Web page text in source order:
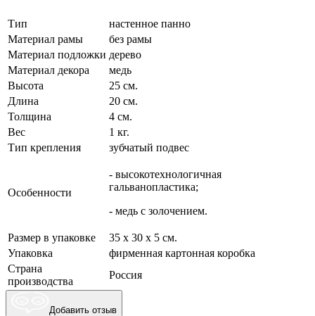
Тип
настенное панно
Материал рамы
без рамы
Материал подложки дерево
Материал декора
медь
Высота
25 см.
Длина
20 см.
Толщина
4 см.
Вес
1 кг.
Тип крепления
зубчатый подвес
Особенности
- высокотехнологичная
гальванопластика;
- медь с золочением.
Размер в упаковке
35 х 30 х 5 см.
Упаковка
фирменная картонная коробка
Страна
производства
Россия
Добавить отзыв